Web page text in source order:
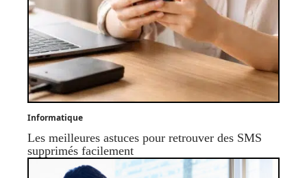
Informatique
Les meilleures astuces pour retrouver des SMS
supprimés facilement